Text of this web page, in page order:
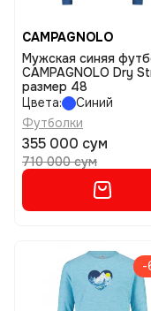
CAMPAGNOLO
Мужская синяя
CAMPAGNOLO Dry
размер 48
Цвета:
Синий
Футболки
355 000 сум
710 000 сум
-